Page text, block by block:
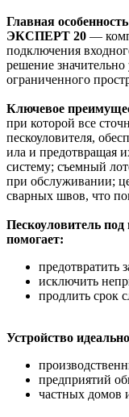
Главная особенность
ЭКСПЕРТ 20 —
подключения
решение
ограниченного
Ключевое
при которой все
пескоуловителя,
ила и предотвращая
систему; съемный
при обслуживании;
сварных швов, что
Пескоуловитель
помогает:
предотвратить
исключить
продлить срок
Устройство
предприятий
частных домов